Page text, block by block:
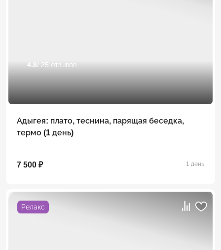
4.8/ 25 отзывов
Адыгея: плато, теснина, парящая беседка,
термо (1 день)
7 500 ₽ 1 день
Релакс